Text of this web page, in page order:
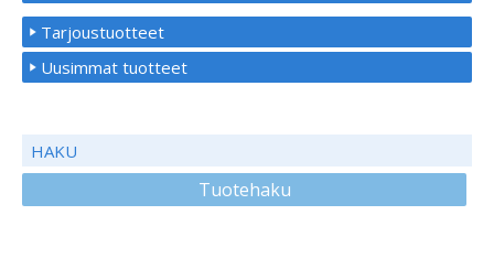
Tarjoustuotteet
Uusimmat tuotteet
HAKU
Tuotehaku